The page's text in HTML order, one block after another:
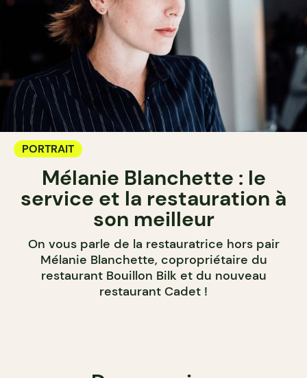
PORTRAIT
Mélanie Blanchette : le
service et la restauration à
son meilleur
On vous parle de la restauratrice hors pair
Mélanie Blanchette, copropriétaire du
restaurant Bouillon Bilk et du nouveau
restaurant Cadet !